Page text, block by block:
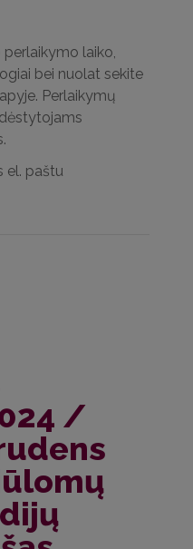
laiko,
bei nuolat sekite
Perlaikymų
el. paštu
/